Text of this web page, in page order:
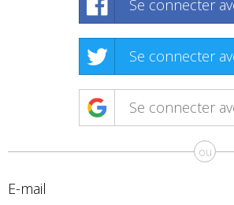
Se connecter
Se connecter
Se connecter
ou
E-mail